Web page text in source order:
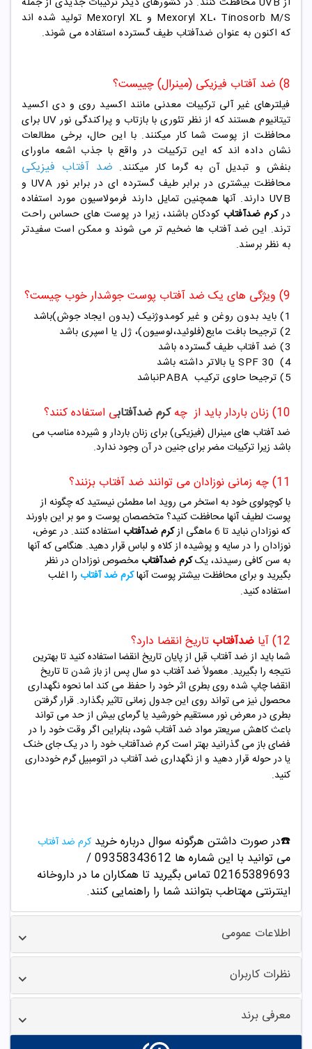
Mexoryl XL، Tinosorb M/S و Mexoryl XL تولید شده اند
که اکنون به عنوان ضدآفتاب طیف گسترده استفاده می شوند.
8) ضد آفتاب فیزیکی (مینرال) چییست؟
فیلترهای غیر آلی ترکیبات معدنی مانند اکسید روی و دی اکسید
تیتانیوم هستند که از نظر تئوری با بازتاب و پراکندگی نور UV برای
محافظت از پوست شما کار میکنند. با این حال، برخی مطالعات
نشان داده اند که این ترکیبات در واقع با جذب اشعه ماورای
بنفش و تبدیل آن به گرما کار میکنند. ضد آفتاب فیزیکی
محافظت بیشتری در برابر طیف گسترده ای در برابر نور UVA و
UVB دارند. آنها همچنین تمایل دارند فرمولاسیون مورد استفاده
درکرم ضدآفتاب کودکان باشند، زیرا در پوست های حساس راحت
ترند. این ضد آفتاب ها ضخیم تر می شوند و ممکن است سفیدتر
به نظر برسند.
9) ویژگی های یک ضد آفتاب پوست جوشدار خوب چیست؟
1) باید بدون روغن و غیر کومدوژنیک (بدون ایجاد جوش)باشد
2) ترجیحا بافت مایع(فلوئید،لوسیون)، ژل یا اسپری باشد
3) ضد آفتاب طیف گسترده باشد
4)
30
SPF یا بالاتر داشته باشد
5) ترجیحا حاوی ترکیب
PABAنباشد
10) زنان باردار باید از چه کرم ضدآفتابی استفاده کنند؟
ضد آفتاب های مینرال (فیزیکی) برای زنان باردار و شیرده مناسب می
باشد زیرا ترکیبات مضر برای جنین در آن وجود ندارد.
11) چه زمانی نوزادان می توانند ضد آفتاب بزنند؟
با کوچولوی خود به استخر می روید اما مطمئن نیستید که چگونه از
پوست لطیف آنها محافظت کنید؟ متخصصان پوست و مو بر این باورند
که نوزادان نباید تا 6 ماهگی از
کرم ضدآفتاب استفاده کنند. در عوض،
نوزادان را در سایه و پوشیده از کلاه و لباس قرار دهید. هنگامی که آنها
به سن کافی رسیدند، یککرم ضدآفتاب مخصوص نوزادان در نظر
بگیرید و برای محافظت بیشتر پوست آنهاکرم ضد آفتاب را اغلب
استفاده کنید.
12) آیا ضدآفتاب تاریخ انقضا دارد؟
شما باید از ضد آفتاب قبل از پایان تاریخ انقضا استفاده کنید تا بهترین
نتیجه را بگیرید. معمولاً ضد آفتاب دو سال پس از باز شدن تا تاریخ
انقضا چاپ شده روی بطری اثر خود را حفظ می کند اما نحوه نگهداری
محصول نیز می تواند روی این جدول زمانی تاثیر بگذارد. قرار گرفتن
بطری در معرض نور مستقیم خورشید یا گرمای بیش از حد می تواند
باعث کاهش سریعتر مواد ضد آفتاب شود، بنابراین اگر وقت خود را در
فضای باز می گذرانید بهتر است کرم ضدآفتاب خود را در یک جای خنک
یا در حوله قرار دهید و از نگهداری ضد آفتاب در اتومبیل گرم خودداری
کنید.
☎️در صورت داشتن هرگونه سوال درباره خرید کرم ضد آفتاب
می توانید با این شماره ها 09358343612 /
02165389693تماس بگیرید تا همکاران ما در داروخانه
اینترنتی مهتاطب بتوانند شما را راهنمایی کنند.
اطلاعات عمومی
نظرات کاربران
معرفی برند